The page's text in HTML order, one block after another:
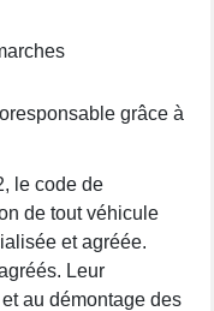
grâce à
le code de
de tout véhicule
et agréée.
Leur
au démontage des